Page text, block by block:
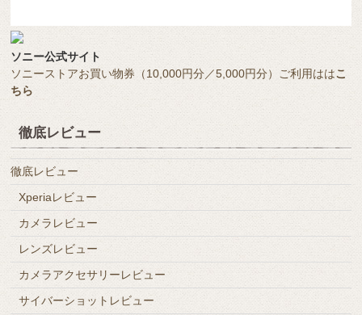
ソニー公式サイト
ソニーストアお買い物券（10,000円分／5,000円分）ご利用ははこ
ちら
徹底レビュー
徹底レビュー
Xperiaレビュー
カメラレビュー
レンズレビュー
カメラアクセサリーレビュー
サイバーショットレビュー